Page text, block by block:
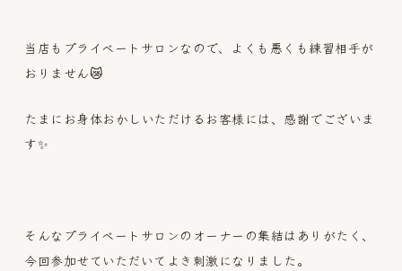
当店もプライベートサロンなので、よくも悪くも練習相手が
おりません😿
たまにお身体おかしいただけるお客様には、感謝でございま
す✨
そんなプライベートサロンのオーナーの集結はありがたく、
今回参加せていただいてよき刺激になりました。